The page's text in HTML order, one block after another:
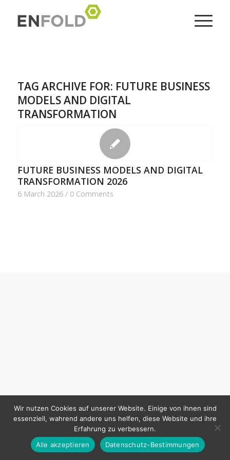
TAG ARCHIVE FOR: FUTURE BUSINESS
MODELS AND DIGITAL
TRANSFORMATION
FUTURE BUSINESS MODELS AND DIGITAL
TRANSFORMATION 2026
6 March 2026 / 0 Comments
Wir nutzen Cookies auf unserer Website. Einige von ihnen sind
essenziell, wahrend andere uns helfen, diese Website und ihre
Erfahrung zu verbessern.
Alle akzeptieren
Datenschutz-Bestimmungen